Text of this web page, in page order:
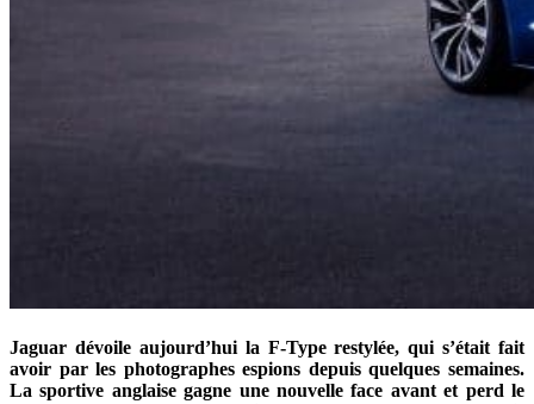
Jaguar dévoile aujourd’hui la F-Type restylée, qui s’était fait
avoir par les photographes espions depuis quelques semaines.
La sportive anglaise gagne une nouvelle face avant et perd le